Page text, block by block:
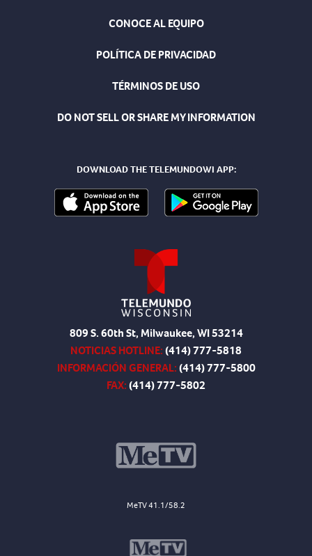
CONOCE AL EQUIPO
POLÍTICA DE PRIVACIDAD
TÉRMINOS DE USO
DO NOT SELL OR SHARE MY INFORMATION
DOWNLOAD THE TELEMUNDOWI APP:
809 S. 60th St, Milwaukee, WI 53214
NOTICIAS HOTLINE:(414) 777-5818
INFORMACIÓN GENERAL:(414) 777-5800
FAX:(414) 777-5802
MeTV 41.1/58.2